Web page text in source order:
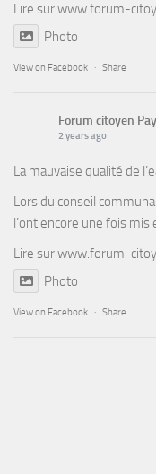
Lire surwww.forum-
Photo
View on Facebook · Share
Forum citoyen
2 years ago
La mauvaise qualité de
Lors du conseil
l’ont encore une fois mis
Lire surwww.forum-
Photo
View on Facebook · Share